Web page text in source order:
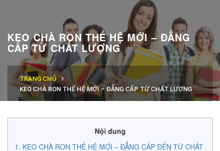
KEO CHÀ RON THẾ HỆ MỚI – ĐẲNG
CẤP TỪ CHẤT LƯỢNG
TRANG CHỦ
KEO CHÀ RON THẾ HỆ MỚI – ĐẲNG CẤP TỪ CHẤT LƯỢNG
Nội dung
KEO CHÀ RON THẾ HỆ MỚI – ĐẲNG CẤP ĐẾN TỪ CHẤT